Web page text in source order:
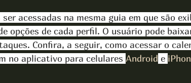
acessadas na mesma guia em que são
opções de cada perfil. O usuário pode
Confira, a seguir, como acessar o
no aplicativo para celulares Android e